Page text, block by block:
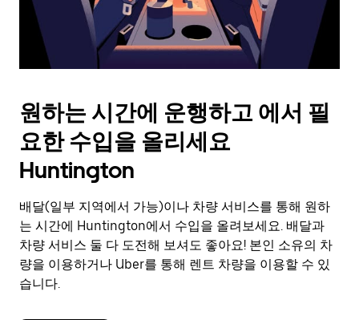
캘
린
더
를
닫
려
면
Esc
키
를
누
원하는 시간에 운행하고 에서 필
요한 수입을 올리세요
Huntington
배달(일부 지역에서 가능)이나 차량 서비스를 통해 원하
는 시간에 Huntington에서 수입을 올려보세요. 배달과
차량 서비스 둘 다 도전해 보셔도 좋아요! 본인 소유의 차
량을 이용하거나 Uber를 통해 렌트 차량을 이용할 수 있
습니다.